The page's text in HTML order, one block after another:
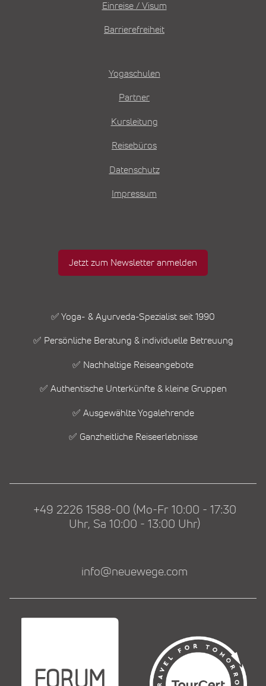
Einreise / Visum
Barrierefreiheit
Yogaschulen
Partner
Kursleitung
Reisebüros
Datenschutz
Impressum
Jetzt zum Newsletter anmelden
✅ Yoga- & Ayurveda-Spezialist seit 1990
✅ Persönliche Beratung & individuelle Betreuung
✅ Nachhaltige Reiseangebote
✅ Authentische Unterkünfte & kleine Gruppen
✅ Ausgewählte Yogalehrende
✅ Ganzheitliche Reiseerlebnisse
+49 2226 1588-00 (Mo-Fr 10:00 - 17:30
Uhr, Sa 10:00 - 13:00 Uhr)
info@neuewege.com